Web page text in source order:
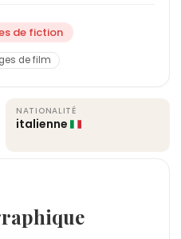
de fiction
de film
NATIONALITÉ
italienne